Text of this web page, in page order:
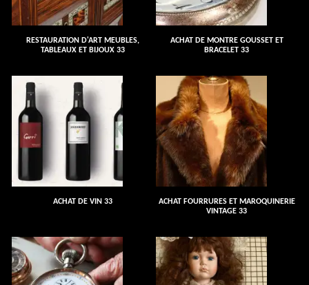
RESTAURATION D'ART MEUBLES,
TABLEAUX ET BIJOUX 33
ACHAT DE MONTRE GOUSSET ET
BRACELET 33
ACHAT DE VIN 33
ACHAT FOURRURES ET MAROQUINERIE
VINTAGE 33